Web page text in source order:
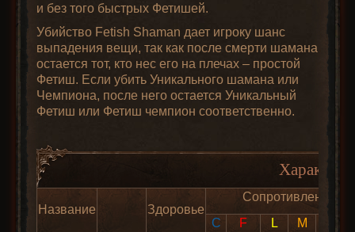
и без того быстрых Фетишей.
Убийство Fetish Shaman дает игроку шанс
выпадения вещи, так как после смерти шамана
остается тот, кто нес его на плечах – простой
Фетиш. Если убить Уникального шамана или
Чемпиона, после него остается Уникальный
Фетиш или Фетиш чемпион соответственно.
Название Здоровье
Сопротивления
C
F L M